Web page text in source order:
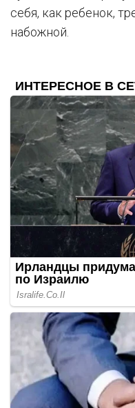
себя, как ребенок,
набожной.